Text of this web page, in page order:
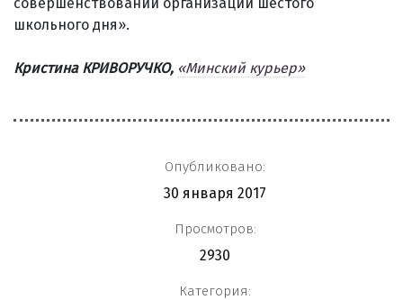
школьного дня».
Кристина КРИВОРУЧКО, «Минский курьер»
Опубликовано:
30 января 2017
Просмотров:
2930
Категория: